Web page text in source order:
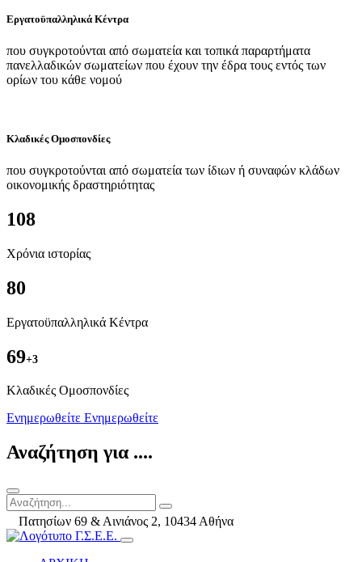
Εργατοϋπαλληλικά Κέντρα
που συγκροτούνται από σωματεία και τοπικά παραρτήματα
πανελλαδικών σωματείων που έχουν την έδρα τους εντός των
ορίων του κάθε νομού
Κλαδικές Ομοσπονδίες
που συγκροτούνται από σωματεία των ίδιων ή συναφών κλάδων
οικονομικής δραστηριότητας
108
Χρόνια ιστορίας
80
Εργατοϋπαλληλικά Κέντρα
69+3
Kλαδικές Ομοσπονδίες
Ενημερωθείτε Ενημερωθείτε
Αναζήτηση για ....
Πατησίων 69 & Αινιάνος 2, 10434 Αθήνα